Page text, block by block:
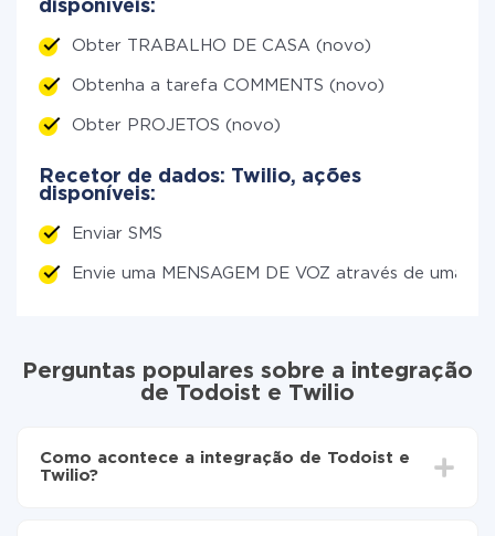
disponíveis:
Obter TRABALHO DE CASA (novo)
Obtenha a tarefa COMMENTS (novo)
Obter PROJETOS (novo)
Recetor de dados: Twilio, ações
disponíveis:
Enviar SMS
Envie uma MENSAGEM DE VOZ através de uma
Perguntas populares sobre a integração
de Todoist e Twilio
Como acontece a integração de Todoist e
Twilio?